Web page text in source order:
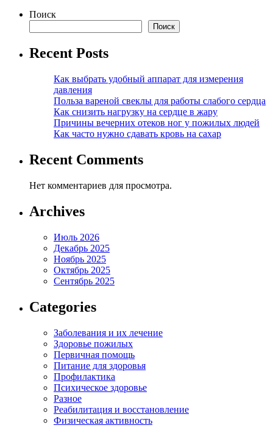
Поиск
Поиск
Recent Posts
Как выбрать удобный аппарат для измерения
давления
Польза вареной свеклы для работы слабого сердца
Как снизить нагрузку на сердце в жару
Причины вечерних отеков ног у пожилых людей
Как часто нужно сдавать кровь на сахар
Recent Comments
Нет комментариев для просмотра.
Archives
Июль 2026
Декабрь 2025
Ноябрь 2025
Октябрь 2025
Сентябрь 2025
Categories
Заболевания и их лечение
Здоровье пожилых
Первичная помощь
Питание для здоровья
Профилактика
Психическое здоровье
Разное
Реабилитация и восстановление
Физическая активность